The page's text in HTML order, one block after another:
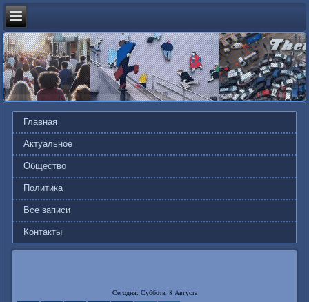
Главная
Актуальное
Общество
Политика
Все записи
Контакты
Сегодня: Суббота, 8 Августа